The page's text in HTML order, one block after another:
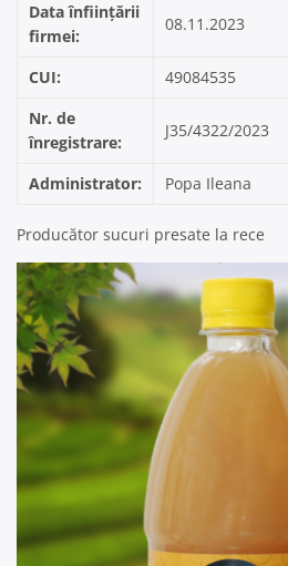
Data înființării
firmei:
08.11.2023
CUI:
49084535
Nr. de
înregistrare:
J35/4322/2023
Administrator: Popa Ileana
Producător sucuri presate la rece